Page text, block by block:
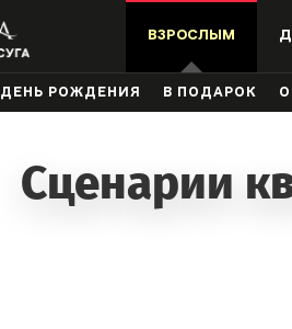
ВЗРОСЛЫМ
ДЕНЬ РОЖДЕНИЯ В ПОДАРОК
Сценарии